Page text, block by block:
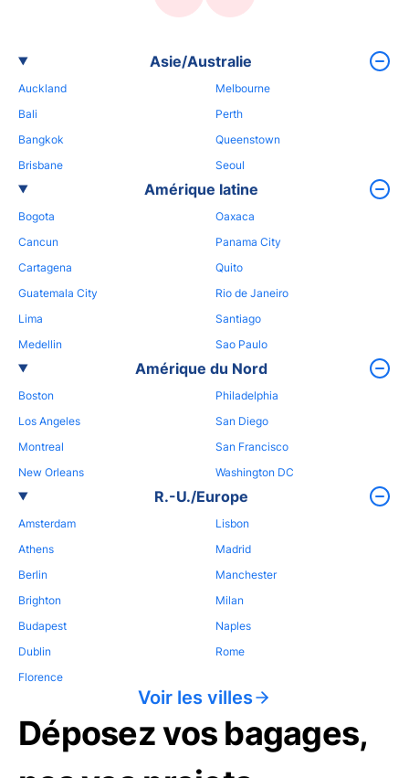
Asie/Australie
Auckland
Bali
Bangkok
Brisbane
Melbourne
Perth
Queenstown
Seoul
Amérique latine
Bogota
Cancun
Cartagena
Guatemala City
Lima
Medellin
Oaxaca
Panama City
Quito
Rio de Janeiro
Santiago
Sao Paulo
Amérique du Nord
Boston
Los Angeles
Montreal
New Orleans
Philadelphia
San Diego
San Francisco
Washington DC
R.-U./Europe
Amsterdam
Athens
Berlin
Brighton
Budapest
Dublin
Florence
Lisbon
Madrid
Manchester
Milan
Naples
Rome
Voir les villes
Déposez vos bagages,